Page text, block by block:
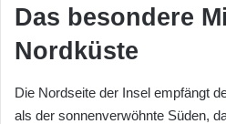
Das besondere
Nordküste
Die Nordseite der Insel empfängt
als der sonnenverwöhnte Süden,